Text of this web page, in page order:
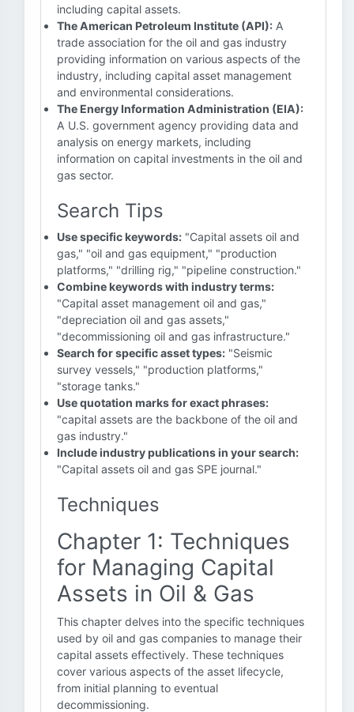
including capital assets.
The American Petroleum Institute (API): A
trade association for the oil and gas industry
providing information on various aspects of the
industry, including capital asset management
and environmental considerations.
The Energy Information Administration (EIA):
A U.S. government agency providing data and
analysis on energy markets, including
information on capital investments in the oil and
gas sector.
Search Tips
Use specific keywords: "Capital assets oil and
gas," "oil and gas equipment," "production
platforms," "drilling rig," "pipeline construction."
Combine keywords with industry terms:
"Capital asset management oil and gas,"
"depreciation oil and gas assets,"
"decommissioning oil and gas infrastructure."
Search for specific asset types: "Seismic
survey vessels," "production platforms,"
"storage tanks."
Use quotation marks for exact phrases:
"capital assets are the backbone of the oil and
gas industry."
Include industry publications in your search:
"Capital assets oil and gas SPE journal."
Techniques
Chapter 1: Techniques
for Managing Capital
Assets in Oil & Gas
This chapter delves into the specific techniques
used by oil and gas companies to manage their
capital assets effectively. These techniques
cover various aspects of the asset lifecycle,
from initial planning to eventual
decommissioning.